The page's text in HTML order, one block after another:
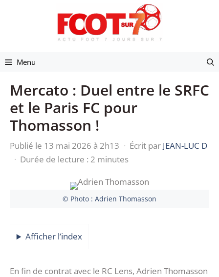
Menu
Mercato : Duel entre le SRFC
et le Paris FC pour
Thomasson !
Publié le 13 mai 2026 à 2h13 · Écrit par JEAN-LUC D
· Durée de lecture : 2 minutes
© Photo : Adrien Thomasson
Afficher l’index
En fin de contrat avec le RC Lens, Adrien Thomasson